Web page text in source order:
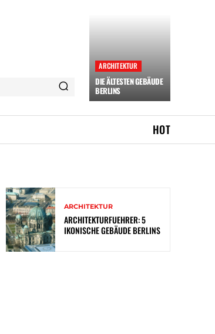
ARCHITEKTUR
DIE ÄLTESTEN GEBÄUDE
BERLINS
HOT
ARCHITEKTUR
ARCHITEKTURFUEHRER: 5
IKONISCHE GEBÄUDE BERLINS